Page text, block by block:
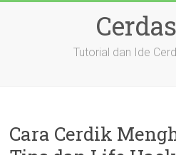
Tutorial dan Ide
Cara Cerdik